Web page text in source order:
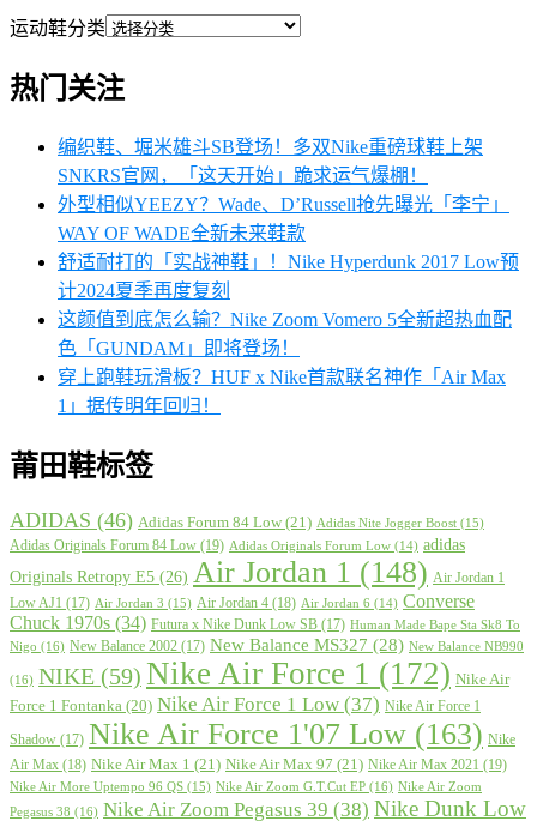
运动鞋分类
热门关注
编织鞋、堀米雄斗SB登场！多双Nike重磅球鞋上架
SNKRS官网，「这天开始」跪求运气爆棚！
外型相似YEEZY？Wade、D’Russell抢先曝光「李宁」
WAY OF WADE全新未来鞋款
舒适耐打的「实战神鞋」！Nike Hyperdunk 2017 Low预
计2024夏季再度复刻
这颜值到底怎么输？Nike Zoom Vomero 5全新超热血配
色「GUNDAM」即将登场！
穿上跑鞋玩滑板？HUF x Nike首款联名神作「Air Max
1」据传明年回归！
莆田鞋标签
ADIDAS (46) Adidas Forum 84 Low (21) Adidas Nite Jogger Boost (15)
Adidas Originals Forum 84 Low (19) Adidas Originals Forum Low (14) adidas
Originals Retropy E5 (26) Air Jordan 1 (148) Air Jordan 1
Low AJ1 (17) Air Jordan 3 (15) Air Jordan 4 (18) Air Jordan 6 (14) Converse
Chuck 1970s (34) Futura x Nike Dunk Low SB (17) Human Made Bape Sta Sk8 To
Nigo (16) New Balance 2002 (17) New Balance MS327 (28) New Balance NB990
(16) NIKE (59) Nike Air Force 1 (172) Nike Air
Force 1 Fontanka (20) Nike Air Force 1 Low (37) Nike Air Force 1
Shadow (17) Nike Air Force 1'07 Low (163) Nike
Air Max (18) Nike Air Max 1 (21) Nike Air Max 97 (21) Nike Air Max 2021 (19)
Nike Air More Uptempo 96 QS (15) Nike Air Zoom G.T.Cut EP (16) Nike Air Zoom
Pegasus 38 (16) Nike Air Zoom Pegasus 39 (38) Nike Dunk Low